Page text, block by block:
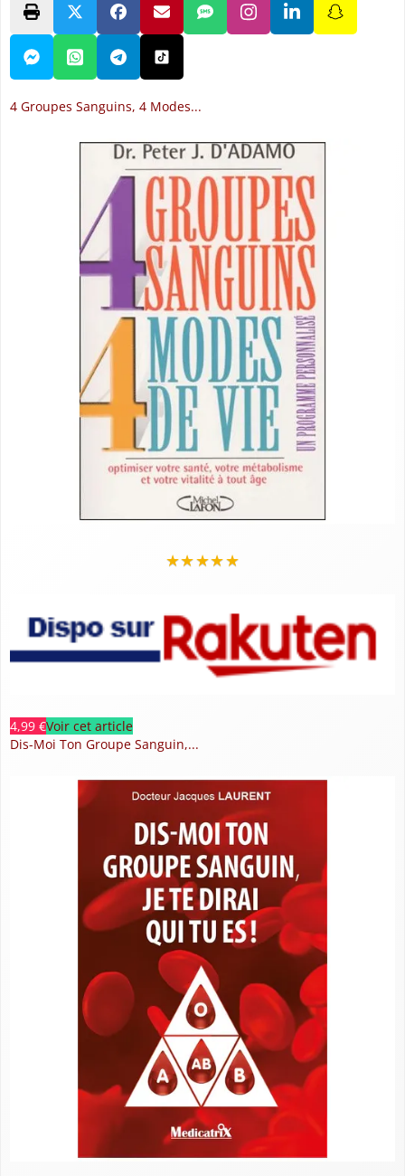
4 Groupes Sanguins, 4 Modes...
★★★★★
4,99 €Voir cet article
Dis-Moi Ton Groupe Sanguin,...